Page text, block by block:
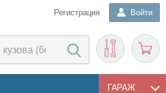
Регистрация Войти
ГАРАЖ